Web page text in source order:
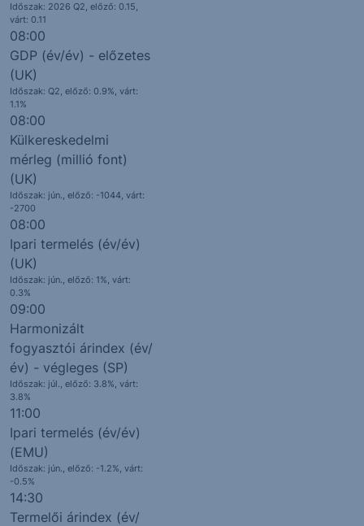
Időszak: 2026 Q2, előző: 0.15,
várt: 0.11
08:00
GDP (év/év) - előzetes
(UK)
Időszak: Q2, előző: 0.9%, várt:
1.1%
08:00
Külkereskedelmi
mérleg (millió font)
(UK)
Időszak: jún., előző: -1044, várt:
-2700
08:00
Ipari termelés (év/év)
(UK)
Időszak: jún., előző: 1%, várt:
0.3%
09:00
Harmonizált
fogyasztói árindex (év/
év) - végleges (SP)
Időszak: júl., előző: 3.8%, várt:
3.8%
11:00
Ipari termelés (év/év)
(EMU)
Időszak: jún., előző: -1.2%, várt:
-0.5%
14:30
Termelői árindex (év/